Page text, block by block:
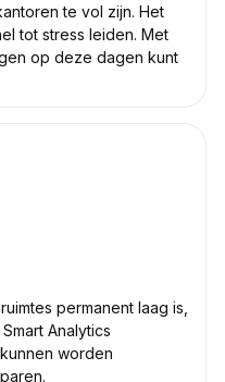
te vol zijn. Het
tot stress leiden. Met
op deze dagen kunt
permanent laag is,
Analytics
worden